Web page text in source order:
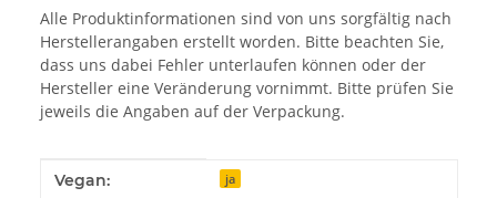
Alle Produktinformationen sind von uns sorgfältig nach
Herstellerangaben erstellt worden. Bitte beachten Sie,
dass uns dabei Fehler unterlaufen können oder der
Hersteller eine Veränderung vornimmt. Bitte prüfen Sie
jeweils die Angaben auf der Verpackung.
Produkteigenschaft
Wert
Vegan: ja